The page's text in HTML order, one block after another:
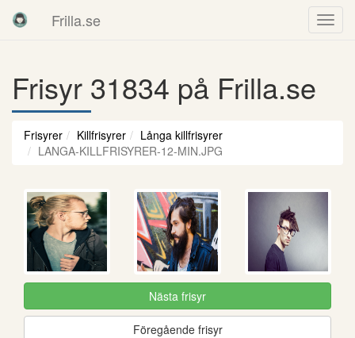
Frilla.se
Frisyr 31834 på Frilla.se
Frisyrer Killfrisyrer
Långa killfrisyrer
LANGA-KILLFRISYRER-12-MIN.JPG
Nästa frisyr
Föregående frisyr